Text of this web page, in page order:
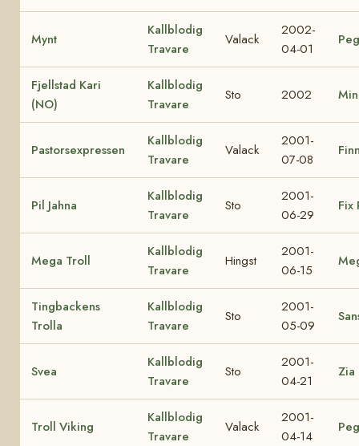
Mynt
Kallblodig
Travare
Valack
2002-
04-01
Fjellstad Kari
(NO)
Kallblodig
Travare
Sto 2002
Pastorsexpressen
Kallblodig
Travare
Valack
2001-
07-08
Pil Jahna
Kallblodig
Travare
Sto
2001-
06-29
Fix
Mega Troll
Kallblodig
Travare
Hingst
2001-
06-15
Tingbackens
Trolla
Kallblodig
Travare
Sto
2001-
05-09
Svea
Kallblodig
Travare
Sto
2001-
04-21
Zia
Troll Viking
Kallblodig
Travare
Valack
2001-
04-14